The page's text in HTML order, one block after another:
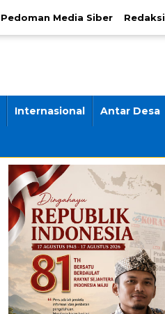
Pedoman Media Siber Redaksi
Internasional Antar Desa